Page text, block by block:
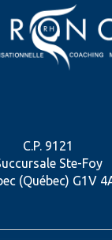
C.P. 9121
Ste-Foy
(Québec) G1V